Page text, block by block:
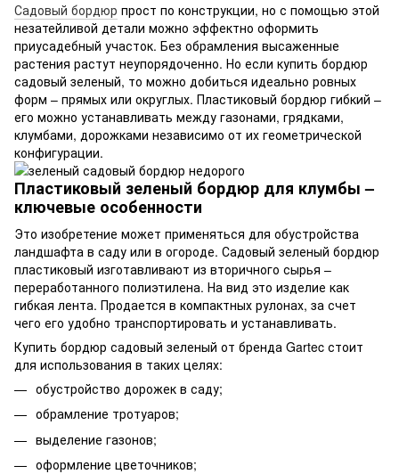
Садовый бордюр прост по конструкции, но с помощью этой
незатейливой детали можно эффектно оформить
приусадебный участок. Без обрамления высаженные
растения растут неупорядоченно. Но если купить бордюр
садовый зеленый, то можно добиться идеально ровных
форм – прямых или округлых. Пластиковый бордюр гибкий –
его можно устанавливать между газонами, грядками,
клумбами, дорожками независимо от их геометрической
конфигурации.
Пластиковый зеленый бордюр для клумбы –
ключевые особенности
Это изобретение может применяться для обустройства
ландшафта в саду или в огороде. Садовый зеленый бордюр
пластиковый изготавливают из вторичного сырья –
переработанного полиэтилена. На вид это изделие как
гибкая лента. Продается в компактных рулонах, за счет
чего его удобно транспортировать и устанавливать.
Купить бордюр садовый зеленый от бренда Gartec стоит
для использования в таких целях:
обустройство дорожек в саду;
обрамление тротуаров;
выделение газонов;
оформление цветочников;